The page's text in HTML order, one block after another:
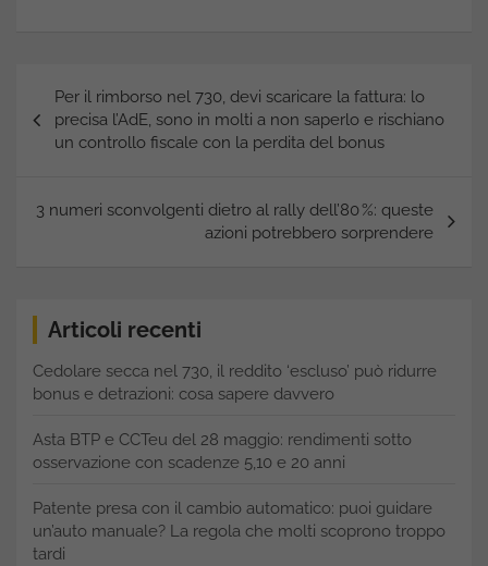
Navigazione
articoli
Per il rimborso nel 730, devi scaricare la fattura: lo
precisa l’AdE, sono in molti a non saperlo e rischiano
un controllo fiscale con la perdita del bonus
3 numeri sconvolgenti dietro al rally dell’80 %: queste
azioni potrebbero sorprendere
Articoli recenti
Cedolare secca nel 730, il reddito ‘escluso’ può ridurre
bonus e detrazioni: cosa sapere davvero
Asta BTP e CCTeu del 28 maggio: rendimenti sotto
osservazione con scadenze 5,10 e 20 anni
Patente presa con il cambio automatico: puoi guidare
un’auto manuale? La regola che molti scoprono troppo
tardi